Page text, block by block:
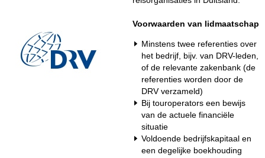
Voorwaarden van lidmaatschap
Minstens twee referenties over
het bedrijf, bijv. van DRV-leden,
of de relevante zakenbank (de
referenties worden door de
DRV verzameld)
Bij touroperators een bewijs
van de actuele financiële
situatie
Voldoende bedrijfskapitaal en
een degelijke boekhouding